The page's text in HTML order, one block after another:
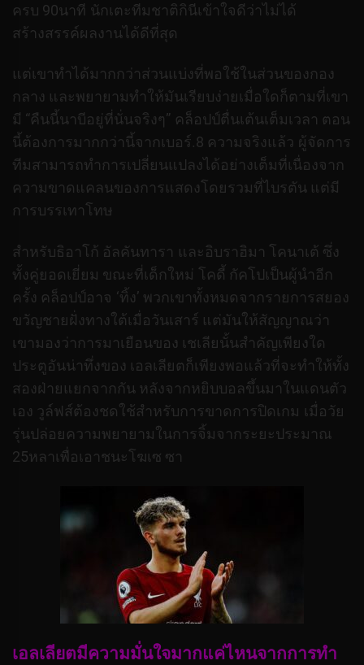
ครบ 90นาที นักเตะทีมชาติกินีเข้าใจดีว่าไม่ได้
สร้างสรรค์ผลงานได้ดีที่สุด
แต่เขาทำได้มากกว่าส่วนแบ่งที่พอใช้ในส่วนของกอง
กลาง และพยายามทำให้มันเรียบง่ายเมื่อใดก็ตามที่เขา
มี “คืนนี้นาบีอยู่ที่นั่นจริงๆ” คล็อปป์ตื่นเต้นเต็มเวลา ตอน
นี้ต้องการมากกว่านี้จากเบอร์.8 ความจริงแล้ว ผู้จัดการ
ทีมสามารถทำการเปลี่ยนแปลงได้อย่างเต็มที่เนื่องจาก
ความขาดแคลนของการแสดงโดยรวมที่ไบรตัน แต่มี
การบรรเทาโทษ
สำหรับธิอาโก้ อัลคันทารา และอิบราฮิมา โคนาเต้ ซึ่ง
ทั้งคู่ยอดเยี่ยม ขณะที่เด็กใหม่ โคดี้ กัคโปเป็นผู้นำอีก
ครั้ง คล็อปป์อาจ ‘ทิ้ง’ พวกเขาทั้งหมดจากรายการสยอง
ขวัญชายฝั่งทางใต้เมื่อวันเสาร์ แต่มันให้สัญญาณว่า
เขามองว่าการมาเยือนของ เชเลียนั้นสำคัญเพียงใด
ประตูอันน่าทึ่งของ เอลเลียตก็เพียงพอแล้วที่จะทำให้ทั้ง
สองฝ่ายแยกจากกัน หลังจากหยิบบอลขึ้นมาในแดนตัว
เอง วูล์ฟส์ต้องชดใช้สำหรับการขาดการปิดเกม เมื่อวัย
รุ่นปล่อยความพยายามในการจิ้มจากระยะประมาณ
25หลาเพื่อเอาชนะโฆเซ ซา
เอลเลียตมีความมั่นใจมากแค่ไหนจากการทำ